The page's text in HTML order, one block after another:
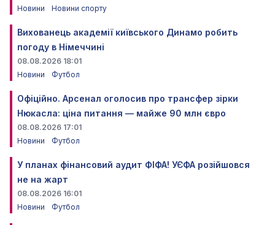
Новини
Новини спорту
Вихованець академії київського Динамо робить
погоду в Німеччині
08.08.2026 18:01
Новини
Футбол
Офіційно. Арсенал оголосив про трансфер зірки
Нюкасла: ціна питання — майже 90 млн євро
08.08.2026 17:01
Новини
Футбол
У планах фінансовий аудит ФІФА! УЄФА розійшовся
не на жарт
08.08.2026 16:01
Новини
Футбол